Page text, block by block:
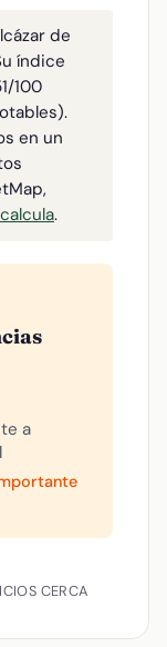
de
índice
100
en un
.
a
CERCA